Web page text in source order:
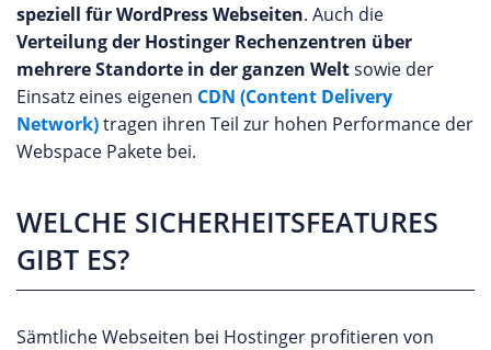
speziell für WordPress Webseiten. Auch die
Verteilung der Hostinger Rechenzentren über
mehrere Standorte in der ganzen Weltsowie der
Einsatz eines eigenen CDN (Content Delivery
Network)tragen ihren Teil zur hohen Performance der
Webspace Pakete bei.
WELCHE SICHERHEITSFEATURES
GIBT ES?
Sämtliche Webseiten bei Hostinger profitieren von